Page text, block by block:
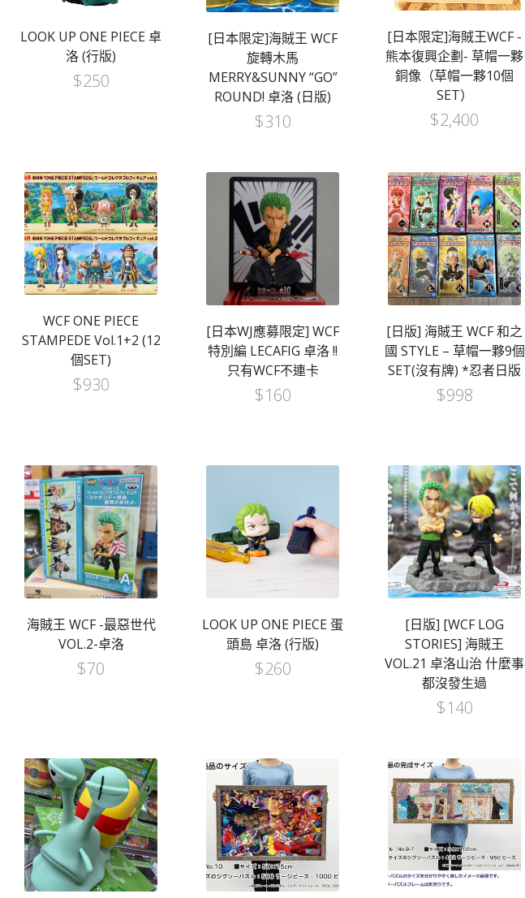
LOOK UP ONE PIECE 卓
洛 (行版)
$250
[日本限定]海賊王 WCF
旋轉木馬
MERRY&SUNNY “GO”
ROUND! 卓洛 (日版)
$310
[日本限定]海賊王WCF -
熊本復興企劃- 草帽一夥
銅像（草帽一夥10個
SET）
$2,400
WCF ONE PIECE
STAMPEDE Vol.1+2 (12
個SET)
$930
[日本WJ應募限定] WCF
特別編 LECAFIG 卓洛 !!
只有WCF不連卡
$160
[日版] 海賊王 WCF 和之
國 STYLE – 草帽一夥9個
SET(沒有牌) *忍者日版
$998
海賊王 WCF -最惡世代
VOL.2-卓洛
$70
LOOK UP ONE PIECE 蛋
頭島 卓洛 (行版)
$260
[日版] [WCF LOG
STORIES] 海賊王
VOL.21 卓洛山治 什麼事
都沒發生過
$140